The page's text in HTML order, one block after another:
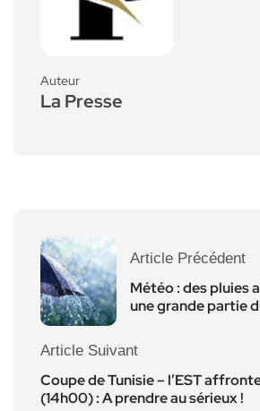
Auteur
La Presse
Article Précédent
Météo : des pluies
une grande partie
Article Suivant
Coupe de Tunisie – l’EST
(14h00) : A prendre au sérieux !